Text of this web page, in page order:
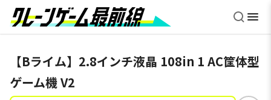
【Bライム】2.8インチ液晶 108in 1 AC筐体型
ゲーム機 V2